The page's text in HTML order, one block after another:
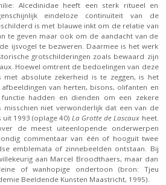
Alcedinidae heeft een sterk ritueel en
eindeloze continuïteit van de
is met blauwe inkt om de relatie van
te geven maar ook om de aandacht van de
ijsvogel te bezweren. Daarmee is het werk
grotschilderingen zoals bewaard zijn
Hoewel omtrent de bedoelingen van deze
met absolute zekerheid is te zeggen, is het
van herten, bisons, olifanten en
hadden en dienden om een zekere
misschien niet verwonderlijk dat een van de
uit 1993 (oplage 40)La Grotte de Lascaux heet.
de meest uiteenlopende onderwerpen
commentaar van één of hooguit twee
emblemata of zinnebeelden ontstaan. Bij
aan Marcel Broodthaers, maar dan
of wanhopige ondertoon (bron: Tjeu
Beeldende Kunsten Maastricht, 1995).